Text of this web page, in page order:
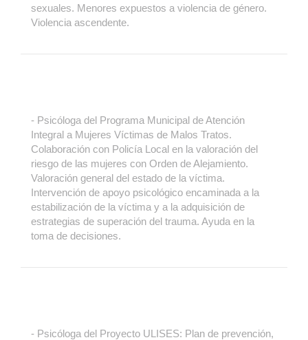
sexuales. Menores expuestos a violencia de género.
Violencia ascendente.
- Psicóloga del Programa Municipal de Atención
Integral a Mujeres Víctimas de Malos Tratos.
Colaboración con Policía Local en la valoración del
riesgo de las mujeres con Orden de Alejamiento.
Valoración general del estado de la víctima.
Intervención de apoyo psicológico encaminada a la
estabilización de la víctima y a la adquisición de
estrategias de superación del trauma. Ayuda en la
toma de decisiones.
- Psicóloga del Proyecto ULISES: Plan de prevención,